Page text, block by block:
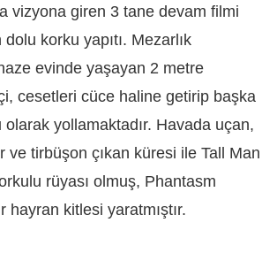
vizyona giren 3 tane devam filmi
korku yapıtı. Mezarlık
evinde yaşayan 2 metre
cesetleri cüce haline getirip başka
yollamaktadır. Havada uçan,
ve tirbüşon çıkan küresi ile Tall Man
rüyası olmuş, Phantasm
hayran kitlesi yaratmıştır.